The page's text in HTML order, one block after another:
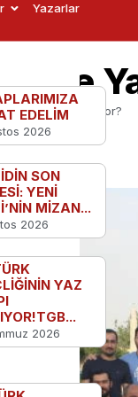
Yazarlar
Ne
İran’da Ne Yapıyor?
EDELİM
2026
SON
YENİ
MİZAN...
2026
YAZ
2026